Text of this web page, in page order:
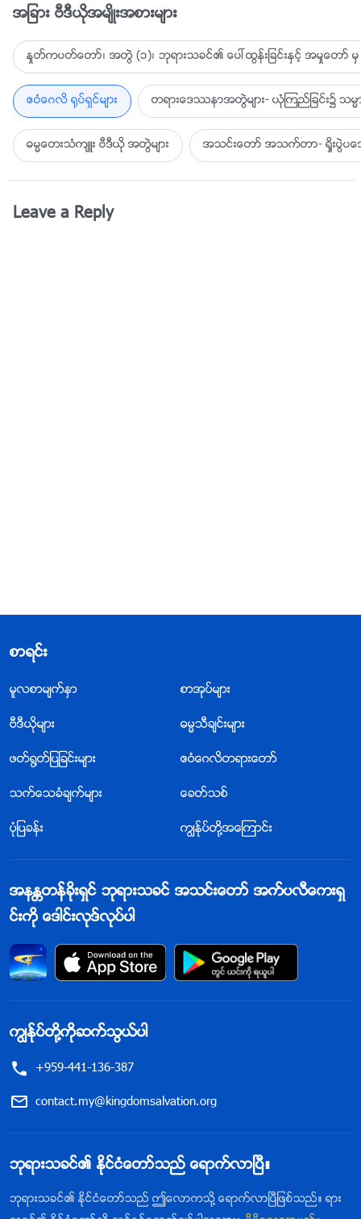
အျခား ဗီဒီယိုအမ်ိဳးအစားမ်ား
ႏႈတ္ကပတ္ေတာ္၊ အတြဲ (၁)၊ ဘုရားသခင္၏ ေပၚထြန္းျခင္းႏွင့္ အမႈေတာ္ မွ
ဧဝံေဂလိ ႐ုပ္ရွင္မ်ား တရားေဒႆနာအတြဲမ်ား- ယုံၾကည္ျခင္း၌ သမၼာတ
ဓမၼေတးသံက်ဴး ဗီဒီယို အတြဲမ်ား အသင္းေတာ္ အသက္တာ- ရႈိးပြဲ
Leave a Reply
စာရင္း
မူလစာမ်က္ႏွာ စာအုပ္မ်ား
ဗီဒီယိုမ်ား ဓမၼသီခ်င္းမ်ား
ဖတ္႐ြတ္ျပျခင္းမ်ား ဧဝံေဂလိတရားေတာ္
သက္ေသခံခ်က္မ်ား ေခတ္သစ္
ပုံျပခန္း ကြၽန္ုပ္တို႔အေၾကာင္း
အနႏၲတန္ခိုးရွင္ ဘုရားသခင္ အသင္းေတာ္ အက္ပလီေကးရွ
င္းကို ေဒါင္းလုဒ္လုပ္ပါ
ကြၽန္ုပ္တို႔ကိုဆက္သြယ္ပါ
+959-441-136-387
contact.my@kingdomsalvation.org
ဘုရားသခင္၏ ႏိုင္ငံေတာ္သည္ ေရာက္လာၿပီ။
ဘုရားသခင္၏ ႏိုင္ငံေတာ္သည္ ဤေလာကသို႔ ေရာက္လာၿပီျဖစ္သည္။ ရား